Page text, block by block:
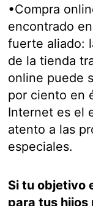
•Compra
encontrado
fuerte aliado:
de la tienda
online puede
por ciento en
Internet es el
atento a las
especiales.
Si tu objetivo
para tus hijos